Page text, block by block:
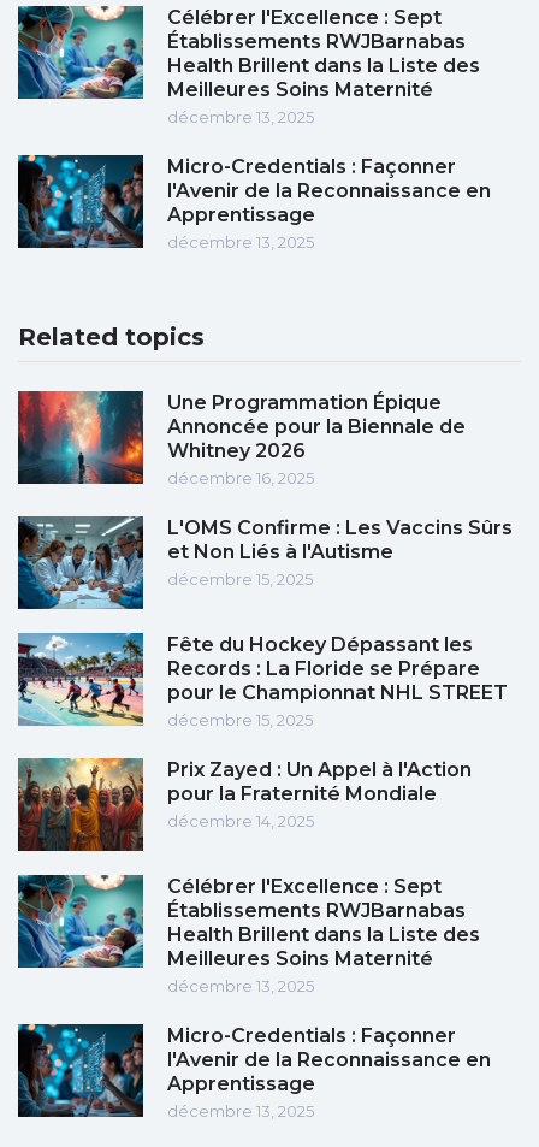
Célébrer l'Excellence : Sept
Établissements RWJBarnabas
Health Brillent dans la Liste des
Meilleures Soins Maternité
décembre 13, 2025
Micro-Credentials : Façonner
l'Avenir de la Reconnaissance en
Apprentissage
décembre 13, 2025
Related topics
Une Programmation Épique
Annoncée pour la Biennale de
Whitney 2026
décembre 16, 2025
L'OMS Confirme : Les Vaccins Sûrs
et Non Liés à l'Autisme
décembre 15, 2025
Fête du Hockey Dépassant les
Records : La Floride se Prépare
pour le Championnat NHL STREET
décembre 15, 2025
Prix Zayed : Un Appel à l'Action
pour la Fraternité Mondiale
décembre 14, 2025
Célébrer l'Excellence : Sept
Établissements RWJBarnabas
Health Brillent dans la Liste des
Meilleures Soins Maternité
décembre 13, 2025
Micro-Credentials : Façonner
l'Avenir de la Reconnaissance en
Apprentissage
décembre 13, 2025